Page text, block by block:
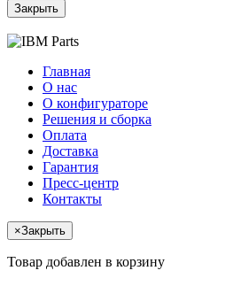
Закрыть
Главная
О нас
О конфигураторе
Решения и сборка
Оплата
Доставка
Гарантия
Пресс-центр
Контакты
×Закрыть
Товар добавлен в корзину